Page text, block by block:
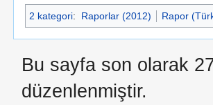
2 kategori: Raporlar (2012) Rapor
Bu sayfa son olarak
düzenlenmiştir.